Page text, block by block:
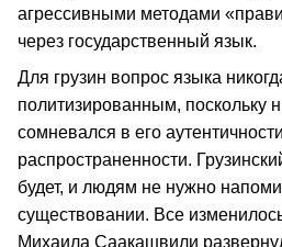
агрессивными методами
через государственный язык.
Для грузин вопрос языка
политизированным, поскольку
сомневался в его
распространенности.
будет, и людям не нужно
существовании. Все
Михаила Саакашвили